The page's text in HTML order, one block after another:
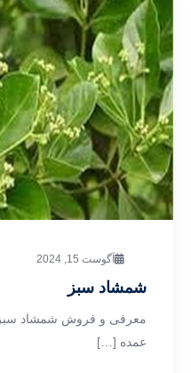
آگوست 15, 2024
شمشاد سبز
معرفی و فروش شمشاد
عمده […]